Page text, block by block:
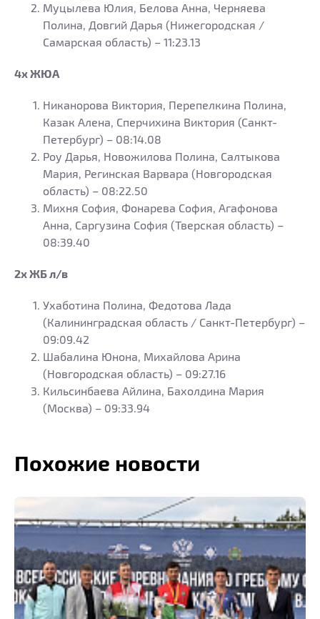
Муцылева Юлия, Белова Анна, Черняева
Полина, Довгий Дарья (Нижегородская /
Самарская область) – 11:23.13
4х ЖЮА
Никанорова Виктория, Перепелкина Полина,
Казак Алена, Сперчихина Виктория (Санкт-
Петербург) – 08:14.08
Роу Дарья, Новожилова Полина, Салтыкова
Мария, Регинская Варвара (Новгородская
область) – 08:22.50
Михня София, Фонарева София, Агафонова
Анна, Саргузина София (Тверская область) –
08:39.40
2х ЖБ л/в
Ухаботина Полина, Федотова Лада
(Калининградская область / Санкт-Петербург) –
09:09.42
Шабалина Юнона, Михайлова Арина
(Новгородская область) – 09:27.16
Кильсинбаева Айлина, Бахолдина Мария
(Москва) – 09:33.94
Похожие новости